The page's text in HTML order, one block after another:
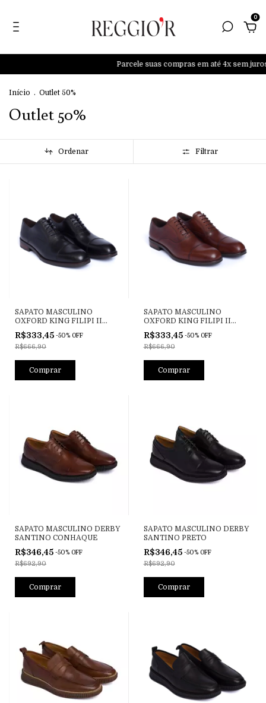
0
Parcele suas compras em até 4x sem juros
Início . Outlet 50%
Outlet 50%
Ordenar Filtrar
SAPATO MASCULINO
OXFORD KING FILIPI II
PRETO
R$333,45 -50% OFF
R$666,90
Comprar
SAPATO MASCULINO
OXFORD KING FILIPI II
CONHAQUE
R$333,45 -50% OFF
R$666,90
Comprar
SAPATO MASCULINO DERBY
SANTINO CONHAQUE
R$346,45 -50% OFF
R$692,90
Comprar
SAPATO MASCULINO DERBY
SANTINO PRETO
R$346,45 -50% OFF
R$692,90
Comprar